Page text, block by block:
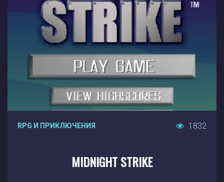
RPG И ПРИКЛЮЧЕНИЯ 1832
MIDNIGHT STRIKE